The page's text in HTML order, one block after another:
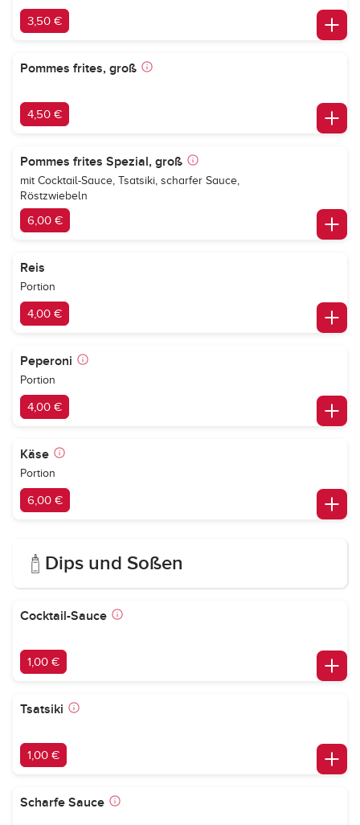
3,50 €
Pommes frites, groß
4,50 €
Pommes frites Spezial, groß
mit Cocktail-Sauce, Tsatsiki, scharfer Sauce,
Röstzwiebeln
6,00 €
Reis
Portion
4,00 €
Peperoni
Portion
4,00 €
Käse
Portion
6,00 €
Dips und Soßen
Cocktail-Sauce
1,00 €
Tsatsiki
1,00 €
Scharfe Sauce